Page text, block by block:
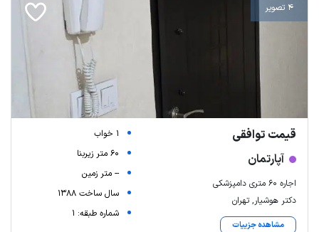
4 تصویر
قیمت توافقی
آپارتمان
اجاره ۶۰ متری دامپزشکی
دکتر هوشیار, تهران
مشاهده جزییات
1 خواب
60 متر زیربنا
-- متر زمین
سال ساخت 1388
شماره طبقه: 1